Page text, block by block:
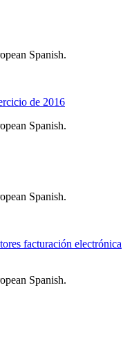
Spanish.
de 2016
Spanish.
Spanish.
facturación electrónica
Spanish.